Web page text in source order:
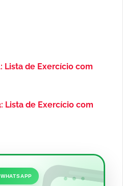
Lista de Exercício com
Lista de Exercício com
•••